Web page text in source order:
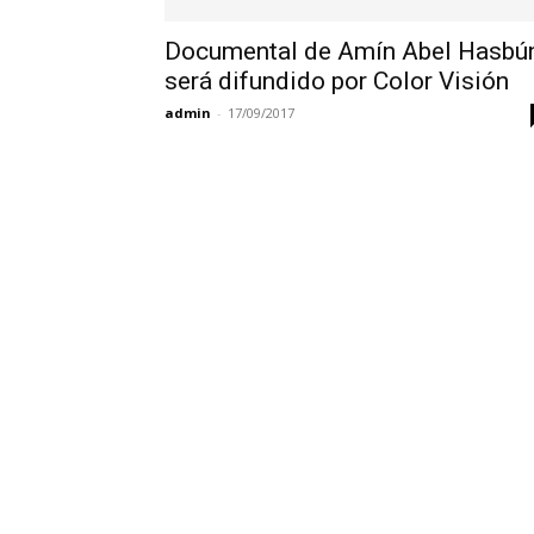
Documental de Amín Abel
será difundido por Color Visión
admin - 17/09/2017